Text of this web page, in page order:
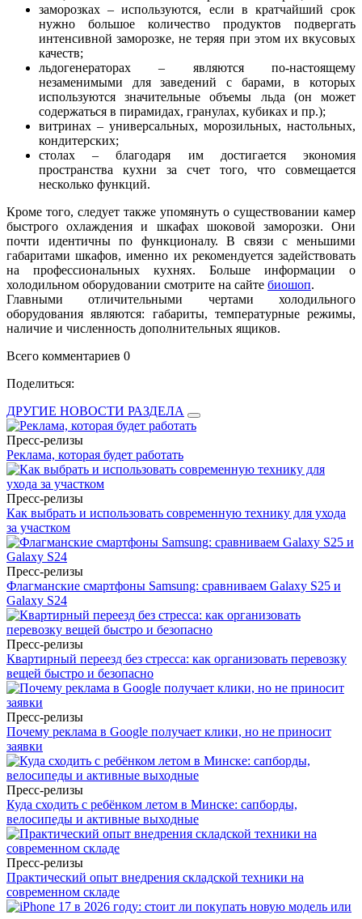
заморозках – используются, если в кратчайший срок
нужно большое количество продуктов подвергать
интенсивной заморозке, не теряя при этом их вкусовых
качеств;
льдогенераторах – являются по-настоящему
незаменимыми для заведений с барами, в которых
используются значительные объемы льда (он может
содержаться в пирамидах, гранулах, кубиках и пр.);
витринах – универсальных, морозильных, настольных,
кондитерских;
столах – благодаря им достигается экономия
пространства кухни за счет того, что совмещается
несколько функций.
Кроме того, следует также упомянуть о существовании камер
быстрого охлаждения и шкафах шоковой заморозки. Они
почти идентичны по функционалу. В связи с меньшими
габаритами шкафов, именно их рекомендуется задействовать
на профессиональных кухнях. Больше информации о
холодильном оборудовании смотрите на сайте биошоп.
Главными отличительными чертами холодильного
оборудования являются: габариты, температурные режимы,
наличие и численность дополнительных ящиков.
Всего комментариев 0
Поделиться:
ДРУГИЕ НОВОСТИ РАЗДЕЛА
Пресс-релизы
Реклама, которая будет работать
Пресс-релизы
Как выбрать и использовать современную технику для ухода
за участком
Пресс-релизы
Флагманские смартфоны Samsung: сравниваем Galaxy S25 и
Galaxy S24
Пресс-релизы
Квартирный переезд без стресса: как организовать перевозку
вещей быстро и безопасно
Пресс-релизы
Почему реклама в Google получает клики, но не приносит
заявки
Пресс-релизы
Куда сходить с ребёнком летом в Минске: сапборды,
велосипеды и активные выходные
Пресс-релизы
Практический опыт внедрения складской техники на
современном складе